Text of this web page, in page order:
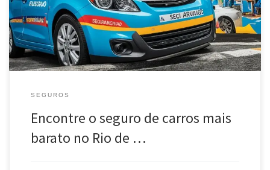
encontrar a proteção ideal ao menor custo.
SEGUROS
Encontre o seguro de carros mais
barato no Rio de …